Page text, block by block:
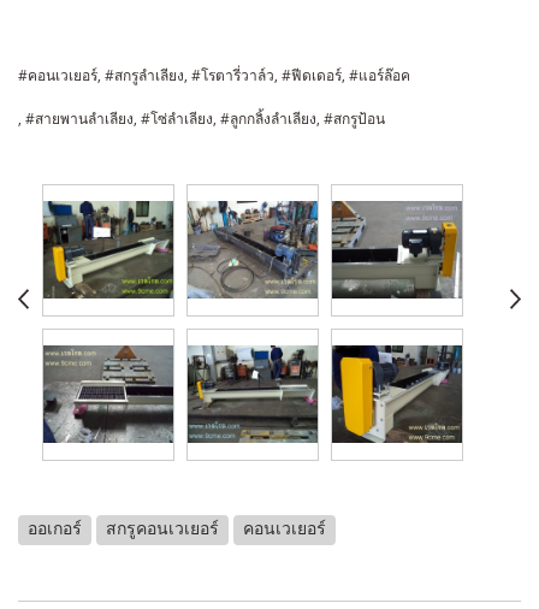
#คอนเวเยอร์, #สกรูลำเลียง, #โรตารี่วาล์ว, #ฟีดเดอร์, #แอร์ล๊อค
, #สายพานลำเลียง, #โซ่ลำเลียง, #ลูกกลิ้งลำเลียง, #สกรูป้อน
ออเกอร์ สกรูคอนเวเยอร์ คอนเวเยอร์